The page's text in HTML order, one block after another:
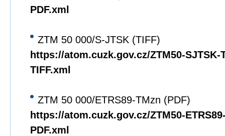
PDF.xml
ZTM 50 000/S-JTSK (TIFF)
https://atom.cuzk.gov.cz/ZTM50-SJTSK-
TIFF.xml
ZTM 50 000/ETRS89-TMzn (PDF)
https://atom.cuzk.gov.cz/ZTM50-
PDF.xml